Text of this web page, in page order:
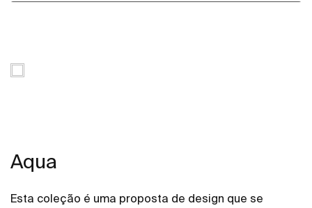
Aqua
Esta coleção é uma proposta de design que se